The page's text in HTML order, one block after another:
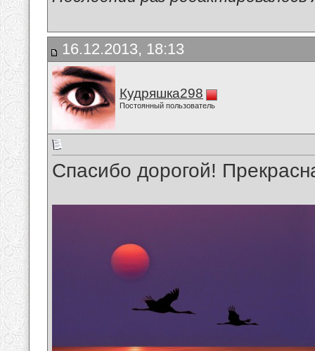
16.12.2013, 18:13
Кудряшка298
Постоянный пользователь
Спасибо дорогой!